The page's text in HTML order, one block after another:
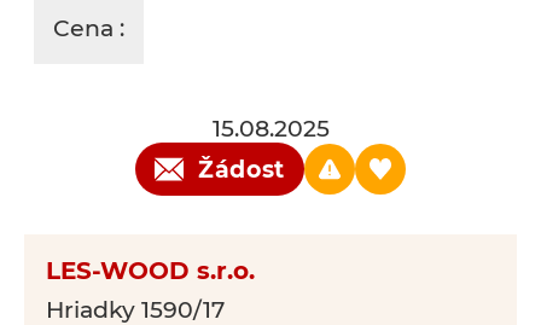
Cena :
15.08.2025
Žádost
LES-WOOD s.r.o.
Hriadky 1590/17